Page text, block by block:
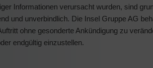
Informationen verursacht wurden, sind
und unverbindlich. Die Insel Gruppe AG
ohne gesonderte Ankündigung zu
endgültig einzustellen.